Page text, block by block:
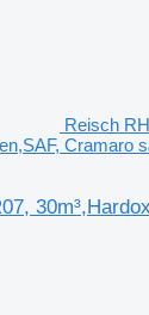
Reisch
Cramaro